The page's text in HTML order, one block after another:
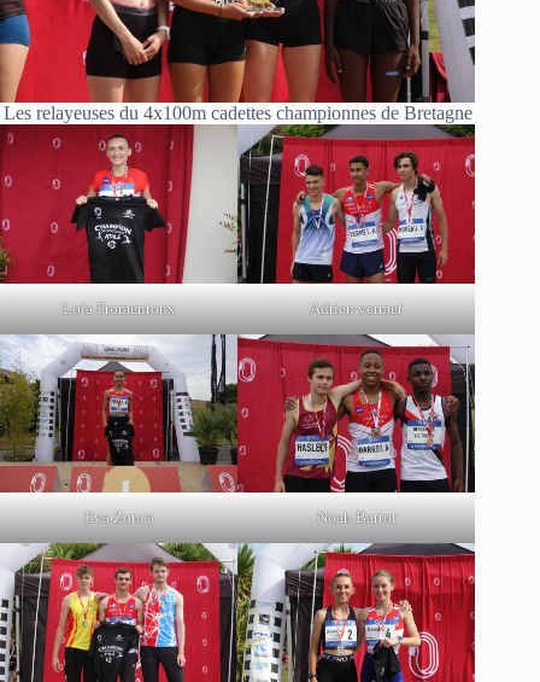
Les relayeuses du 4x100m cadettes championnes de Bretagne
Lola Fromentoux Adrien vermet
Eva Zonca Noah Barrot